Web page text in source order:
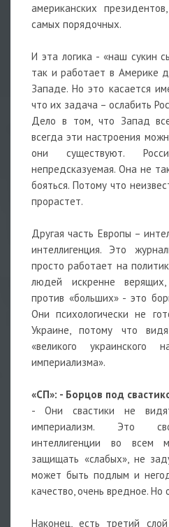
американских
самых порядочных.
И эта логика - «наш сукин
так и работает в Америке
Западе. Но это касается
что их задача – ослабить
Дело в том, что Запад
всегда эти настроения
они существуют.
непредсказуемая. Она не
бояться. Потому что
прорастет.
Другая часть Европы –
интеллигенция. Это
просто работает на
людей искренне
против «больших» - это
Они психологически не
Украине, потому что
«великого украинского
империализма».
«СП»: - Борцов под
- Они свастики не
империализм. Это
интеллигенции во всем
защищать «слабых», не
может быть подлым и
качество, очень вредное. Но
Наконец, есть третий